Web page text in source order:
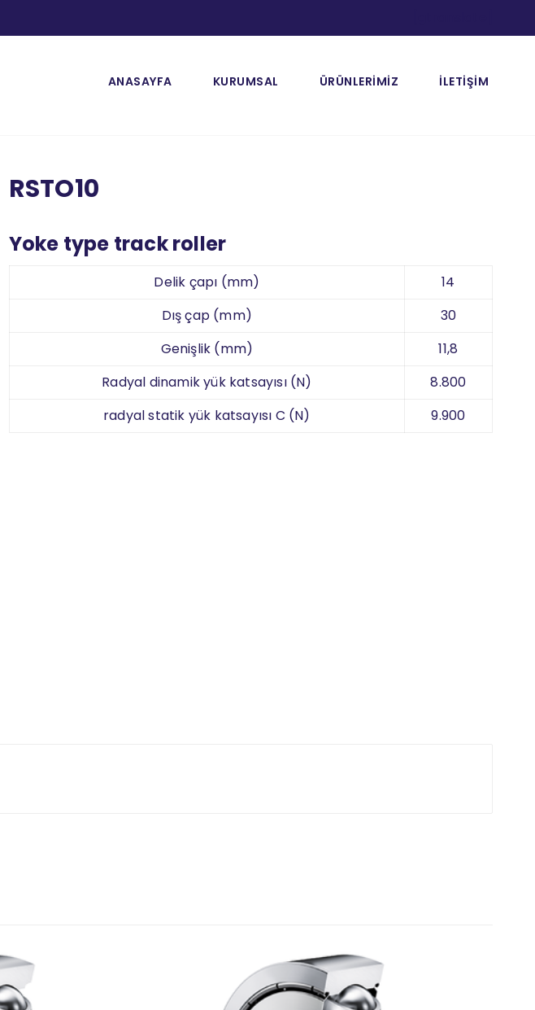
ANASAYFA KURUMSAL ÜRÜNLERİMİZ İLETİŞİM
RSTO10
Yoke type track roller
Delik çapı (mm)
14
Dış çap (mm)
30
Genişlik (mm)
11,8
Radyal dinamik yük katsayısı (N)
8.800
radyal statik yük katsayısı C (N)
9.900